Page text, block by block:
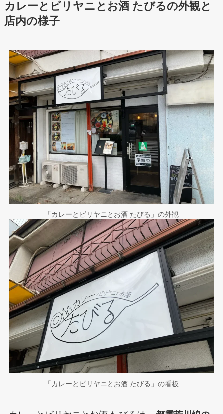
カレーとビリヤニとお酒 たびるの外観と
店内の様子
「カレーとビリヤニとお酒 たびる」の外観
「カレーとビリヤニとお酒 たびる」の看板